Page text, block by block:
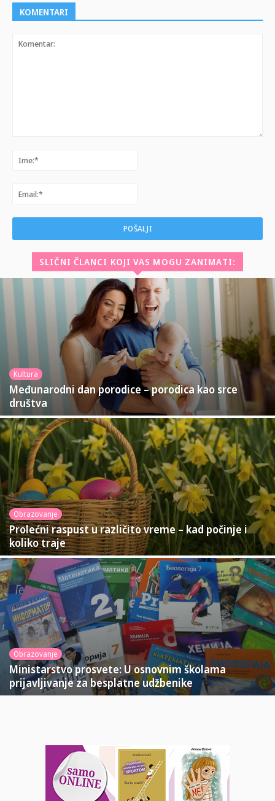
KOMENTARI
SLIČNI ČLANCI KOJI VAS MOGU ZANIMATI:
Kultura
Međunarodni dan porodice – porodica kao srce
društva
Obrazovanje
Prolećni raspust u različito vreme – kad počinje i
koliko traje
Obrazovanje
Ministarstvo prosvete: U osnovnim školama
prijavljivanje za besplatne udžbenike